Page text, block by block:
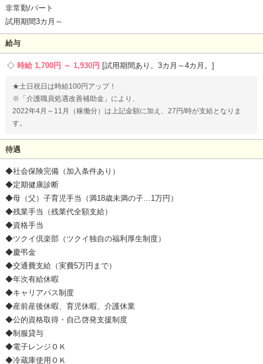
非常勤/パート
試用期間3カ月～
給与
時給 1,700円 ～ 1,930円 試用期間あり。3カ月～4カ月。
★土日祝日は時給100円アップ！
※「介護職員処遇改善補助金」により、
2022年4月～11月（稼働分）は上記金額に加え、27円/時が支給となりま
す。
待遇
◆社会保険完備（加入条件あり）
◆定期健康診断
◆母（父）子育児手当（満18歳未満の子…1万円）
◆残業手当（残業代全額支給）
◆資格手当
◆ツクイ倶楽部（ツクイ独自の福利厚生制度）
◆慶弔金
◆交通費支給（実費5万円まで）
◆年次有給休暇
◆キャリアパス制度
◆産前産後休暇、育児休暇、介護休業
◆公的資格取得・自己啓発支援制度
◆制服貸与
◆電子レンジＯＫ
◆冷蔵庫使用ＯＫ